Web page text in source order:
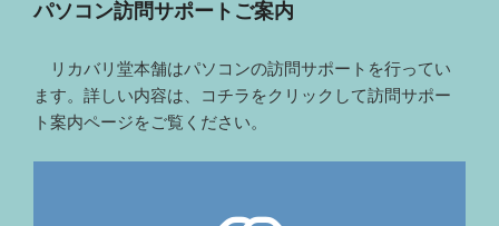
パソコン訪問サポートご案内
リカバリ堂本舗はパソコンの訪問サポートを行ってい
ます。詳しい内容は、コチラをクリックして訪問サポー
ト案内ページをご覧ください。